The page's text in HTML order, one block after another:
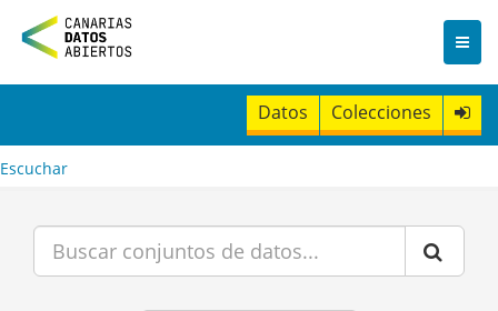
n
t
Datos Colecciones
Escuchar